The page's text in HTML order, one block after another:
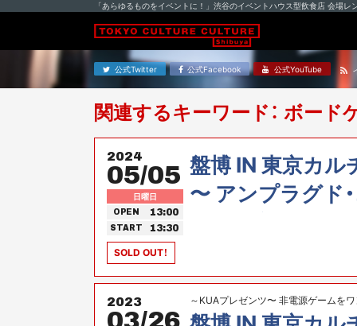
「あらゆるものをイベントに！」渋谷のイベントハウス型飲食店 会場レ
公式Twitter 公式Facebook 公式YouTube
関連するキーワード： ボード
2024
05/05
日曜日
OPEN 13:00
START 13:30
盤博 IN 東京カル
〜 アンプラグド
SOLD OUT！
2023
～KUAプレゼンツ〜 非電源ゲームを
がカルカルに再上陸！